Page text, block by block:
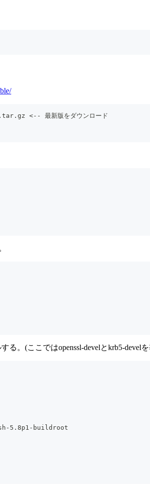
<-- 最新版をダウンロード
る。(ここではopenssl-develとkrb5-devel
5.8p1-buildroot